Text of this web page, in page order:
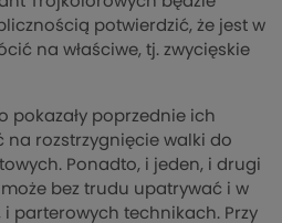
potwierdzić, że jest w
na właściwe, tj. zwycięskie
pokazały poprzednie ich
na rozstrzygnięcie walki do
Ponadto, i jeden, i drugi
bez trudu upatrywać i w
parterowych technikach. Przy